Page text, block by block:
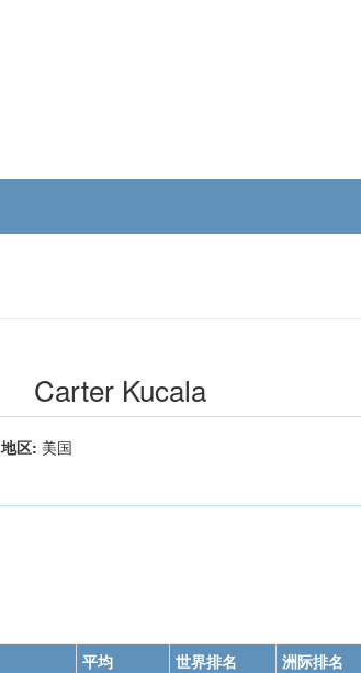
Carter Kucala
地区: 美国
平均 世界排名 洲际排名